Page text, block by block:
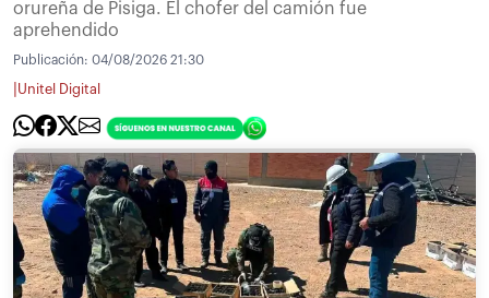
orureña de Pisiga. El chofer del camión fue
aprehendido
Publicación: 04/08/2026 21:30
Unitel Digital